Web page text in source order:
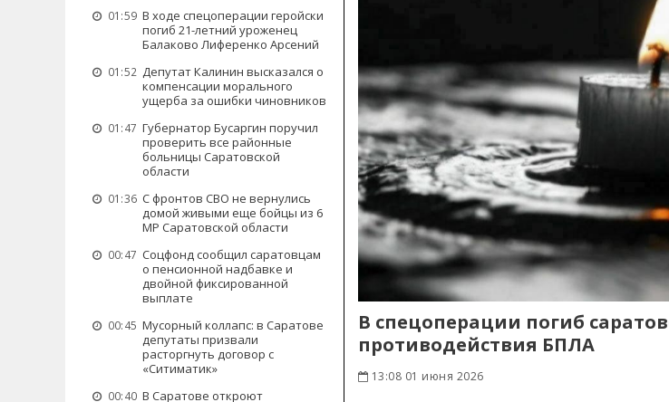
01:59 В ходе спецоперации геройски
погиб 21-летний уроженец
Балаково Лиференко Арсений
01:52 Депутат Калинин высказался о
компенсации морального
ущерба за ошибки чиновников
01:47 Губернатор Бусаргин поручил
проверить все районные
больницы Саратовской
области
01:36 С фронтов СВО не вернулись
домой живыми еще бойцы из 6
МР Саратовской области
00:47 Соцфонд сообщил саратовцам
о пенсионной надбавке и
двойной фиксированной
выплате
00:45 Мусорный коллапс: в Саратове
депутаты призвали
расторгнуть договор с
«Ситиматик»
00:40 В Саратове откроют
В спецоперации погиб
противодействия БПЛА
13:08 01 июня 2026